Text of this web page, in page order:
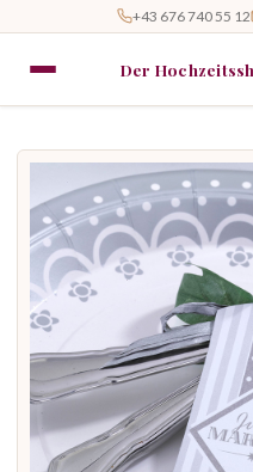
+43 676 740 55 12
Der